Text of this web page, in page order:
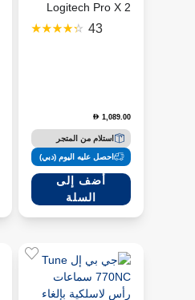
Logitech Pro X 2
LightSpeed
43
D 1,089.00
استلام من المتجر
احصل عليه اليوم (دبي)
أضف إلى
السلة